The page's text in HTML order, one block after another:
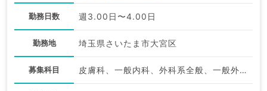
勤務日数 週3.00日〜4.00日
勤務地 埼玉県さいたま市大宮区
募集科目 皮膚科、一般内科、外科系全般、一般外科、美容皮膚科